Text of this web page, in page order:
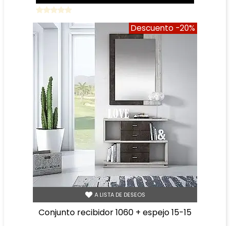
Descuento -20%
A LISTA DE DESEOS
conjunto recibidor 1060 + espejo 15-15